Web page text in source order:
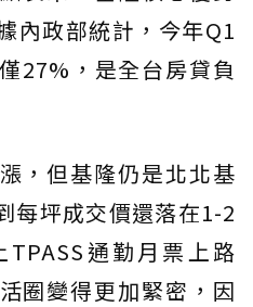
內政部統計，今年Q1
27%，是全台房貸負
，但基隆仍是北北基
每坪成交價還落在1-2
通勤月票上路
圈變得更加緊密，因